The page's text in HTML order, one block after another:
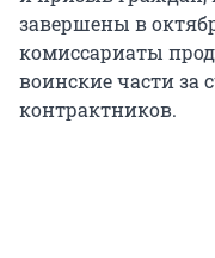
завершены в
комиссариаты
воинские части за
контрактников.